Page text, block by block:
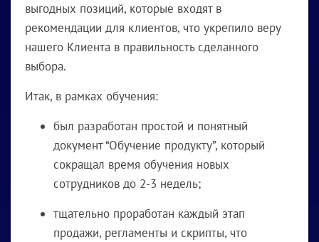
выгодных позиций, которые входят в
рекомендации для клиентов, что укрепило веру
нашего Клиента в правильность сделанного
выбора.
Итак, в рамках обучения:
был разработан простой и понятный
документ “Обучение продукту”, который
сокращал время обучения новых
сотрудников до 2-3 недель;
тщательно проработан каждый этап
продажи, регламенты и скрипты, что